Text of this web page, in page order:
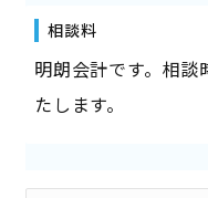
相談料
明朗会計です。相
たします。